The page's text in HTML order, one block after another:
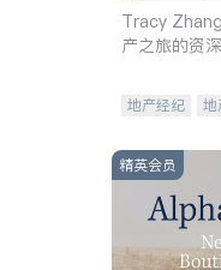
Tracy
产之旅的资
地产经纪 地
精英会员